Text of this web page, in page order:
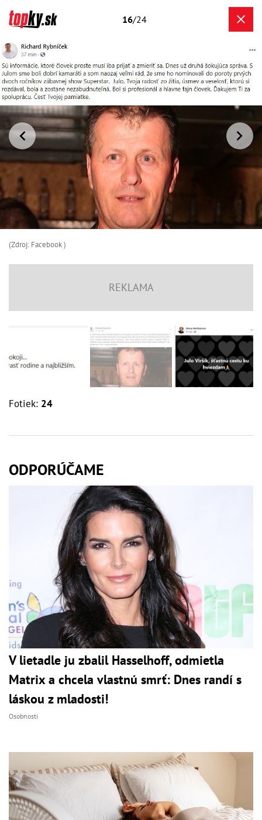
16/24
(Zdroj: Facebook )
Fotiek: 24
ODPORÚČAME
V lietadle ju zbalil Hasselhoff, odmietla
Matrix a chcela vlastnú smrť: Dnes randí s
láskou z mladosti!
Osobnosti